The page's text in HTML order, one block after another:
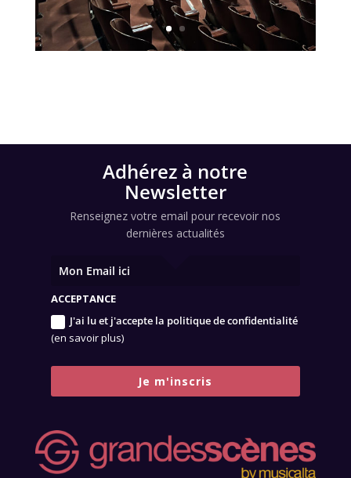
Adhérez à notre
Newsletter
Renseignez votre email pour recevoir nos
dernières actualités
ACCEPTANCE
J'ai lu et j'accepte la politique de confidentialité
(en savoir plus)
Je m'inscris